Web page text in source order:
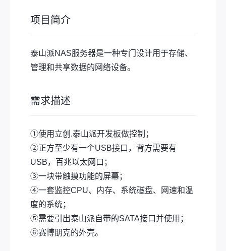
项目简介
泰山派NAS服务器是一种专门设计用于存储、
管理和共享数据的网络设备。
需求描述
①使用立创.泰山派开发板做控制；
②正方至少有一个USB接口，背方需要有
USB，百兆以太网口；
③一块带触摸功能的屏幕；
④一套监控CPU、内存、系统磁盘、网速和温
度的系统；
⑤需要引出泰山派自带的SATA接口并使用；
⑥赛博朋克的外壳。